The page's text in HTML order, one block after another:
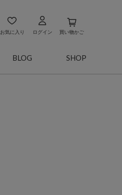
お気に入り ログイン 買い物かご
BLOG SHOP